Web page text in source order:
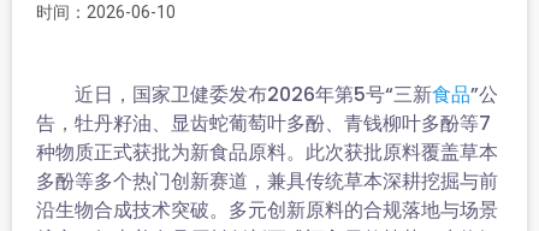
时间：2026-06-10
近日，国家卫健委发布2026年第5号“三新食品”公
告，牡丹籽油、显齿蛇葡萄叶多酚、青钱柳叶多酚等7
种物质正式获批为新食品原料。此次获批原料覆盖草本
多酚等多个热门创新赛道，兼具传统草本深耕挖掘与前
沿生物合成技术突破。多元创新原料的合规落地与场景